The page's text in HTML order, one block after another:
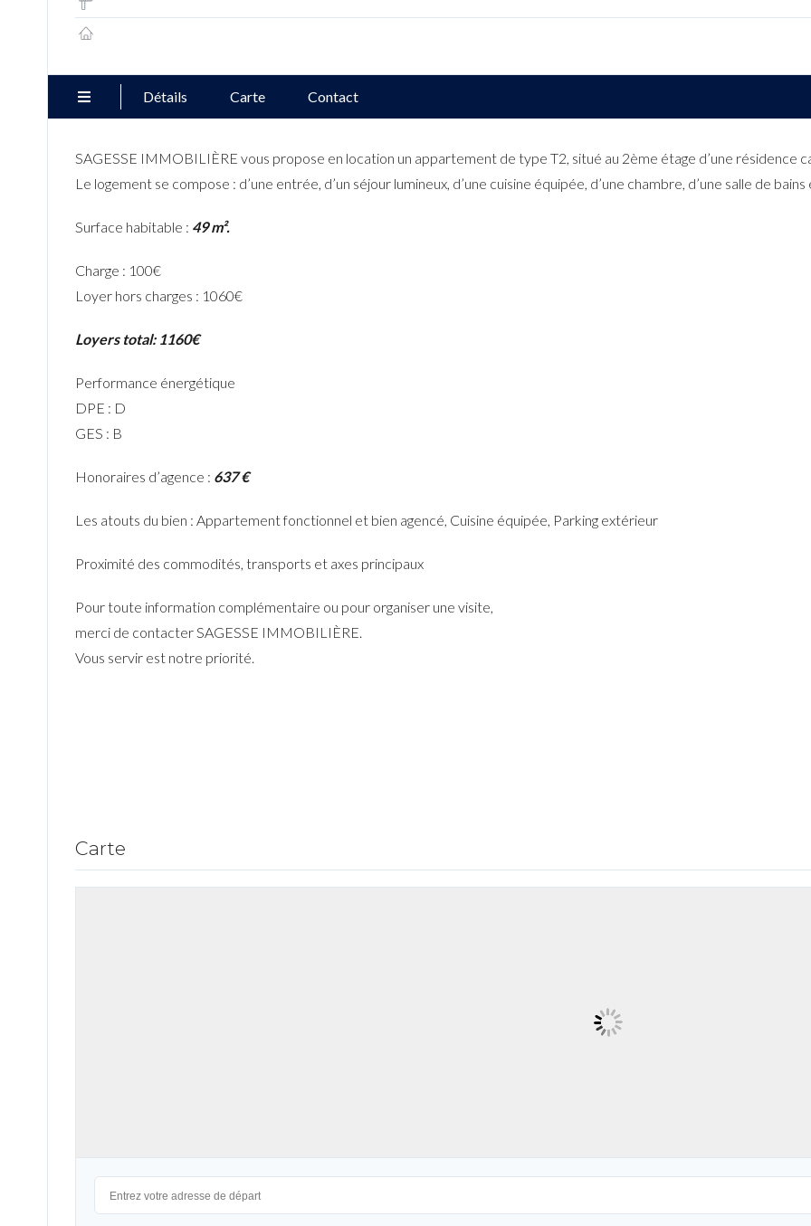
Détails Carte Contact
SAGESSE IMMOBILIÈRE vous propose en location un appartement de type T2, situé au 2ème étage d’une résidence
Le logement se compose : d’une entrée, d’un séjour lumineux, d’une cuisine équipée, d’une chambre, d’une salle de
Surface habitable : 49 m².
Charge : 100€
Loyer hors charges : 1060€
Loyers total: 1160€
Performance énergétique
DPE : D
GES : B
Honoraires d’agence : 637 €
Les atouts du bien : Appartement fonctionnel et bien agencé, Cuisine équipée, Parking extérieur
Proximité des commodités, transports et axes principaux
Pour toute information complémentaire ou pour organiser une visite,
merci de contacter SAGESSE IMMOBILIÈRE.
Vous servir est notre priorité.
Carte